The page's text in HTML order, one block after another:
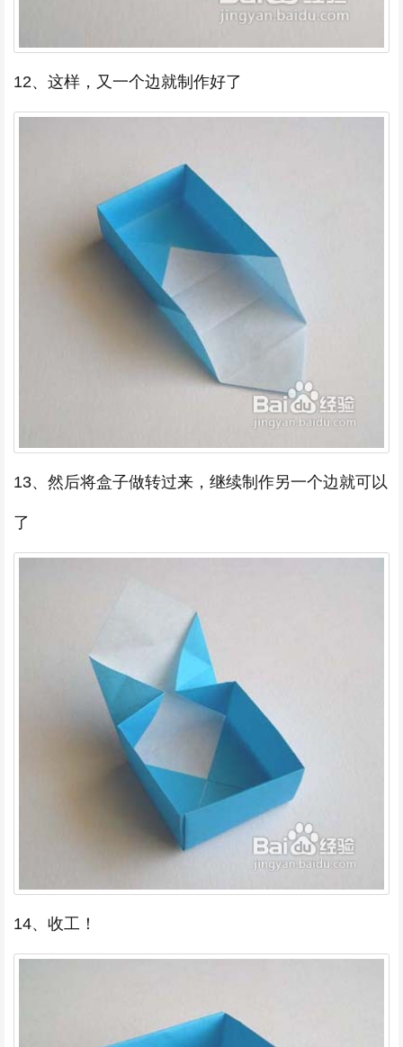
12、这样，又一个边就制作好了
13、然后将盒子做转过来，继续制作另一个边就可以
了
14、收工！